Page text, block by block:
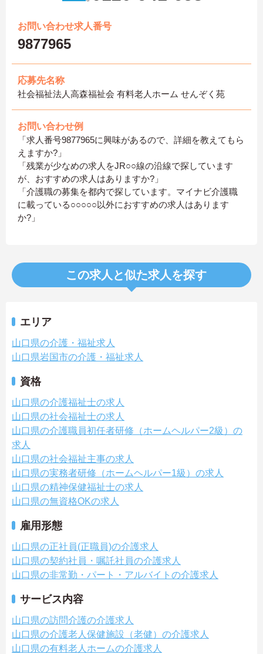
お問い合わせ求人番号
9877965
応募先名称
社会福祉法人高森福祉会 有料老人ホーム せんぞく苑
お問い合わせ例
「求人番号9877965に興味があるので、詳細を教えてもら
えますか?」
「残業が少なめの求人をJR○○線の沿線で探しています
が、おすすめの求人はありますか?」
「介護職の募集を都内で探しています。マイナビ介護職
に載っている○○○○○以外におすすめの求人はあります
か?」
この求人と似た求人を探す
エリア
山口県の介護・福祉求人
山口県岩国市の介護・福祉求人
資格
山口県の介護福祉士の求人
山口県の社会福祉士の求人
山口県の介護職員初任者研修（ホームヘルパー2級）の
求人
山口県の社会福祉主事の求人
山口県の実務者研修（ホームヘルパー1級）の求人
山口県の精神保健福祉士の求人
山口県の無資格OKの求人
雇用形態
山口県の正社員(正職員)の介護求人
山口県の契約社員・嘱託社員の介護求人
山口県の非常勤・パート・アルバイトの介護求人
サービス内容
山口県の訪問介護の介護求人
山口県の介護老人保健施設（老健）の介護求人
山口県の有料老人ホームの介護求人